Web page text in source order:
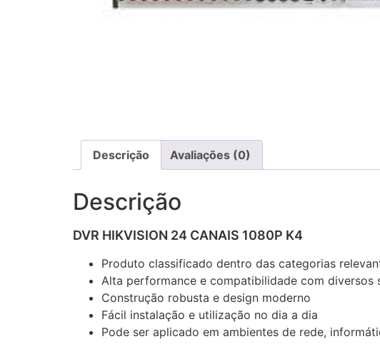
Descrição Avaliações (0)
Descrição
DVR HIKVISION 24 CANAIS 1080P K4
Produto classificado dentro das categorias
Alta performance e compatibilidade com diversos
Construção robusta e design moderno
Fácil instalação e utilização no dia a dia
Pode ser aplicado em ambientes de rede,